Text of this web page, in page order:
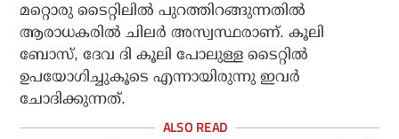
മറ്റൊരു ടൈറ്റിലില്‍ പുറത്തിറങ്ങുന്നതില്‍
ആരാധകരില്‍ ചിലര്‍ അസ്വസ്ഥരാണ്. കൂലി
ബോസ്, ദേവ ദി കൂലി പോലുള്ള ടൈറ്റില്‍
ഉപയോഗിച്ചുകൂടെ എന്നായിരുന്നു ഇവര്‍
ചോദിക്കുന്നത്.